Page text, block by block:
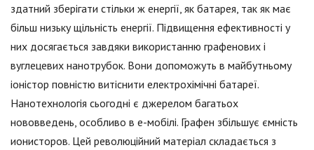
здатний зберігати стільки ж енергії, як батарея, так як має
більш низьку щільність енергії. Підвищення ефективності у
них досягається завдяки використанню графенових і
вуглецевих нанотрубок. Вони допоможуть в майбутньому
іоністор повністю витіснити електрохімічні батареї.
Нанотехнологія сьогодні є джерелом багатьох
нововведень, особливо в е-мобілі. Графен збільшує ємність
ионисторов. Цей революційний матеріал складається з